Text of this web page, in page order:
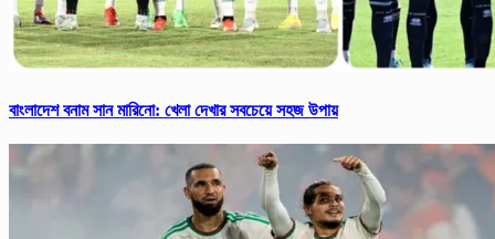
বাংলাদেশ বনাম সান মারিনো: খেলা দেখার সবচেয়ে সহজ উপায়